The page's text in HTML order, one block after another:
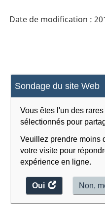
Sondage du site Web
Vous êtes l'un des
sélectionnés pour
Veuillez prendre moins
votre visite pour
expérience en ligne.
Oui
accéder
au
Non,
l'Amérique
(SCPAN)
Canada
2017
version
2.0
Structure
de
la
Date de modification :